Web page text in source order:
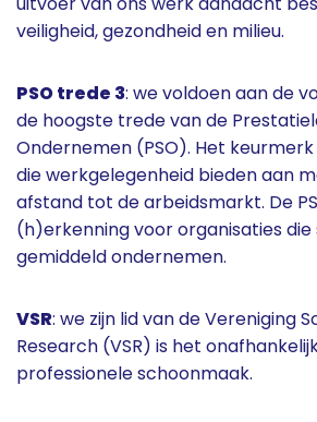
veiligheid, gezondheid en milieu.
PSO trede 3: we voldoen aan de
de hoogste trede van de
Ondernemen (PSO). Het
die werkgelegenheid bieden aan
afstand tot de arbeidsmarkt. De
(h)erkenning voor organisaties
gemiddeld ondernemen.
VSR: we zijn lid van de Vereniging
Research (VSR) is het
professionele schoonmaak.